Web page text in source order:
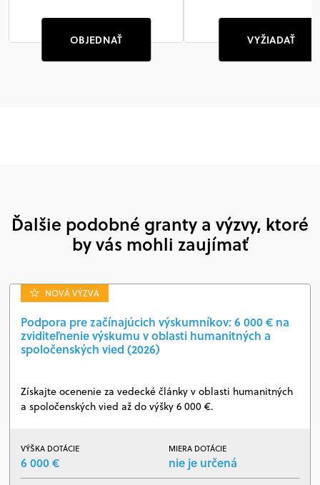
OBJEDNAŤ VYŽIADAŤ
Ďalšie podobné granty a výzvy, ktoré
by vás mohli zaujímať
NOVÁ VÝZVA
Podpora pre začínajúcich výskumníkov: 6 000 € na
zviditeľnenie výskumu v oblasti humanitných a
spoločenských vied (2026)
Získajte ocenenie za vedecké články v oblasti humanitných
a spoločenských vied až do výšky 6 000 €.
VÝŠKA DOTÁCIE
6 000 €
MIERA DOTÁCIE
nie je určená